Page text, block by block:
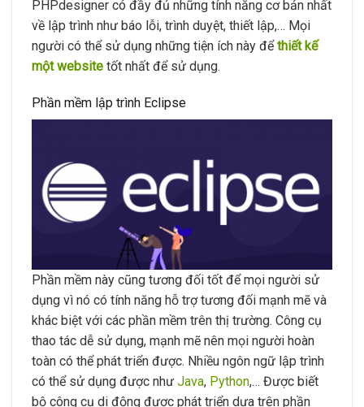
PHPdesigner có đầy đủ những tính năng cơ bản nhất
về lập trình như báo lỗi, trình duyệt, thiết lập,… Mọi
người có thể sử dụng những tiện ích này đểthiết kế
một website tốt nhất để sử dụng.
Phần mềm lập trình Eclipse
Phần mềm này cũng tương đối tốt để mọi người sử
dụng vì nó có tính năng hỗ trợ tương đối mạnh mẽ và
khác biệt với các phần mềm trên thị trường. Công cụ
thao tác dễ sử dụng, mạnh mẽ nên mọi người hoàn
toàn có thể phát triển được. Nhiều ngôn ngữ lập trình
có thể sử dụng được như Java, Python,… Được biết
bộ công cụ di động được phát triển dựa trên phần